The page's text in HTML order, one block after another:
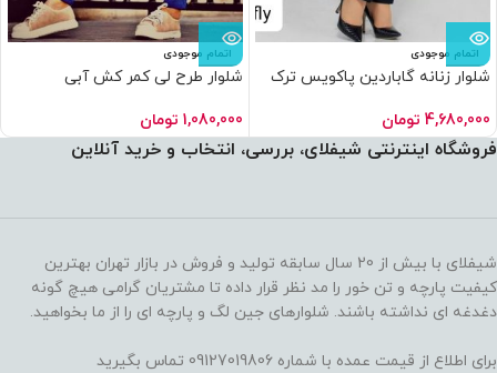
اتمام موجودی
شلوار زنانه گاباردین پاکویس ترک
4,680,000 تومان
اتمام موجودی
شلوار طرح لی کمر کش آبی
1,080,000 تومان
فروشگاه اینترنتی شیفلای، بررسی، انتخاب و خرید آنلاین
شیفلای با بیش از 20 سال سابقه تولید و فروش در بازار تهران بهترین
کیفیت پارچه و تن خور را مد نظر قرار داده تا مشتریان گرامی هیچ گونه
دغدغه ای نداشته باشند. شلوارهای جین لگ و پارچه ای را از ما بخواهید.
برای اطلاع از قیمت عمده با شماره 09127019806 تماس بگیرید